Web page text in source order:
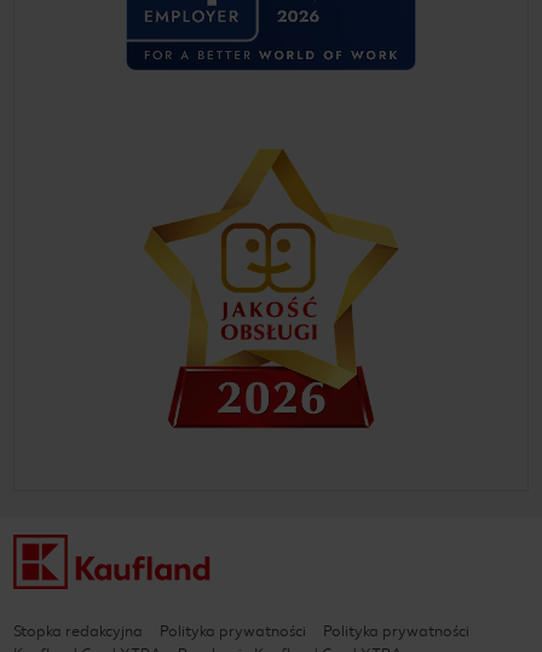
Stopka redakcyjna Polityka prywatności
Polityka prywatności